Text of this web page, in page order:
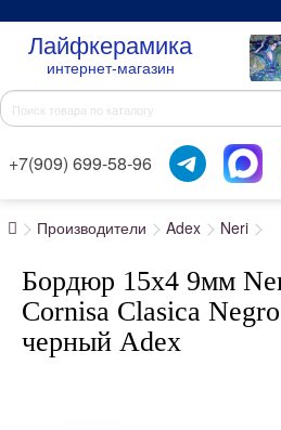
Лайфкерамика
интернет-магазин
+7(909) 699-58-96
Производители Adex Neri
Бордюр 15x4 9мм
Cornisa Clasica
черный Adex